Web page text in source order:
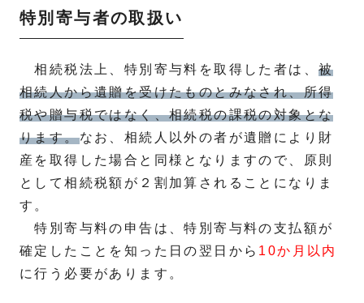
特別寄与者の取扱い
相続税法上、特別寄与料を取得した者は、 被
相続人から遺贈を受けたものとみなされ、所得
税や贈与税ではなく、相続税の課税の対象とな
ります。なお、相続人以外の者が遺贈により財
産を取得した場合と同様となりますので、原則
として相続税額が２割加算されることになりま
す。
特別寄与料の申告は、特別寄与料の支払額が
確定したことを知った日の翌日から 10か月以内
に行う必要があります。